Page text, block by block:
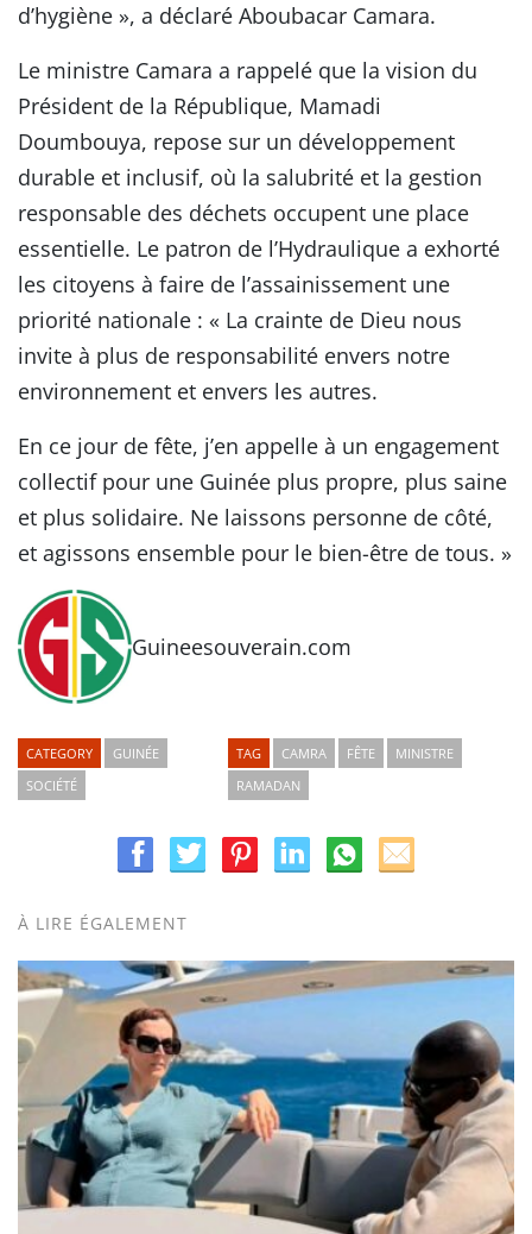
d’hygiène », a déclaré Aboubacar Camara.
Le ministre Camara a rappelé que la vision du
Président de la République, Mamadi
Doumbouya, repose sur un développement
durable et inclusif, où la salubrité et la gestion
responsable des déchets occupent une place
essentielle. Le patron de l’Hydraulique a exhorté
les citoyens à faire de l’assainissement une
priorité nationale : « La crainte de Dieu nous
invite à plus de responsabilité envers notre
environnement et envers les autres.
En ce jour de fête, j’en appelle à un engagement
collectif pour une Guinée plus propre, plus saine
et plus solidaire. Ne laissons personne de côté,
et agissons ensemble pour le bien-être de tous. »
Guineesouverain.com
CATEGORY
GUINÉE
SOCIÉTÉ
TAG CAMRA FÊTE
MINISTRE
RAMADAN
À LIRE ÉGALEMENT